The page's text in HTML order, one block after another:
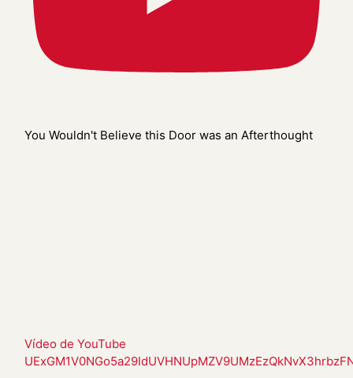
You Wouldn't Believe this Door was an Afterthought
Vídeo de YouTube